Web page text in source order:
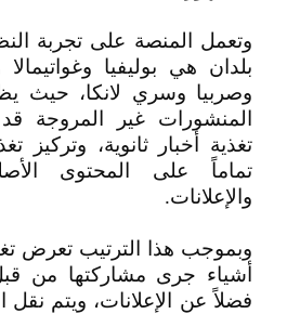
وتعمل المنصة على تجربة
بلدان هي بوليفيا وغواتيمالا
وصربيا وسري لانكا، حيث
المنشورات غير المروجة
تغذية أخبار ثانوية، وتركيز
تماماً على المحتوى
والإعلانات.
وبموجب هذا الترتيب تعرض
أشياء جرى مشاركتها من قبل
فضلاً عن الإعلانات، ويتم نقل